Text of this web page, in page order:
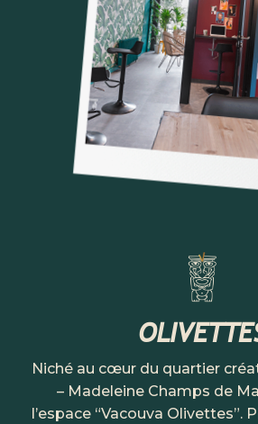
Niché au cœur du quartier
– Madeleine Champs de
l’espace “Vacouva Olivettes”.